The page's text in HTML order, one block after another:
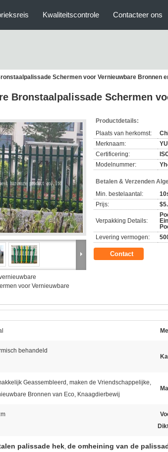
Kwaliteitscontrole Contacteer ons
Schermen voor Vernieuwbare Bronnen
Bronstaalpalissade Schermen
voor Vernieuwbare
Productdetails:
Plaats van herkomst:
Merknaam:
Certificering:
Modelnummer:
Betalen & Verzenden
Min. bestelaantal:
Prijs:
Verpakking Details:
Levering vermogen:
Contact
behandeld
Geassembleerd, maken de Vriendschappelijke,
Bronnen van Eco, Knaagdierbewij
palissade hek, de omheining van de